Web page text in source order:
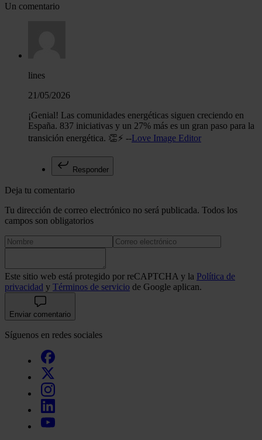
Un comentario
lines
21/05/2026
¡Genial! Las comunidades energéticas siguen creciendo en
España. 837 iniciativas y un 27% más es un gran paso para la
transición energética. 👏⚡ --Love Image Editor
Responder
Deja tu comentario
Tu dirección de correo electrónico no será publicada. Todos los
campos son obligatorios
Este sitio web está protegido por reCAPTCHA y la Política de
privacidad y Términos de servicio de Google aplican.
Enviar comentario
Síguenos en redes sociales